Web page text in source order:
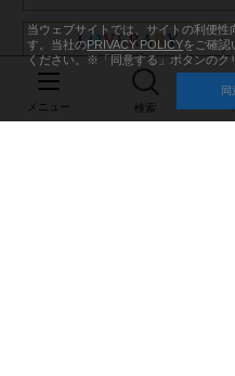
メニュー 検索
当ウェブサイトでは、サイトの利便
す。当社のPRIVACY POLICYをご確認
ください。※「同意する」ボタンのク
同